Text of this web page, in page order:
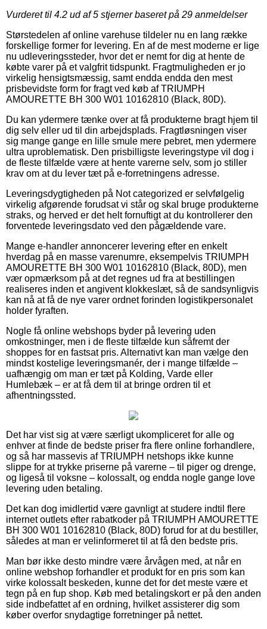
Vurderet til 4.2 ud af 5 stjerner baseret på 29 anmeldelser
Størstedelen af online varehuse tildeler nu en lang række
forskellige former for levering. En af de mest moderne er lige
nu udleveringssteder, hvor det er nemt for dig at hente de
købte varer på et valgfrit tidspunkt. Fragtmuligheden er jo
virkelig hensigtsmæssig, samt endda endda den mest
prisbevidste form for fragt ved køb af TRIUMPH
AMOURETTE BH 300 W01 10162810 (Black, 80D).
Du kan ydermere tænke over at få produkterne bragt hjem til
dig selv eller ud til din arbejdsplads. Fragtløsningen viser
sig mange gange en lille smule mere pebret, men ydermere
ultra uproblematisk. Den prisbilligste leveringstype vil dog i
de fleste tilfælde være at hente varerne selv, som jo stiller
krav om at du lever tæt på e-forretningens adresse.
Leveringsdygtigheden på Not categorized er selvfølgelig
virkelig afgørende forudsat vi står og skal bruge produkterne
straks, og herved er det helt fornuftigt at du kontrollerer den
forventede leveringsdato ved den pågældende vare.
Mange e-handler annoncerer levering efter en enkelt
hverdag på en masse varenumre, eksempelvis TRIUMPH
AMOURETTE BH 300 W01 10162810 (Black, 80D), men
vær opmærksom på at det regnes ud fra at bestillingen
realiseres inden et angivent klokkeslæt, så de sandsynligvis
kan nå at få de nye varer ordnet forinden logistikpersonalet
holder fyraften.
Nogle få online webshops byder på levering uden
omkostninger, men i de fleste tilfælde kun såfremt der
shoppes for en fastsat pris. Alternativt kan man vælge den
mindst kostelige leveringsmanér, der i mange tilfælde –
uafhængig om man er tæt på Kolding, Varde eller
Humlebæk – er at få dem til at bringe ordren til et
afhentningssted.
Det har vist sig at være særligt ukompliceret for alle og
enhver at finde de bedste priser fra flere online forhandlere,
og så har massevis af TRIUMPH netshops ikke kunne
slippe for at trykke priserne på varerne – til piger og drenge,
og ligeså til voksne – kolossalt, og endda nogle gange love
levering uden betaling.
Det kan dog imidlertid være gavnligt at studere indtil flere
internet outlets efter rabatkoder på TRIUMPH AMOURETTE
BH 300 W01 10162810 (Black, 80D) forud for at du bestiller,
således at man er velinformeret til at få den bedste pris.
Man bør ikke desto mindre være årvågen med, at når en
online webshop forhandler et produkt for en pris som kan
virke kolossalt beskeden, kunne det for det meste være et
tegn på en fup shop. Køb med betalingskort er på den anden
side indbefattet af en ordning, hvilket assisterer dig som
køber overfor snydagtige forretninger på nettet.